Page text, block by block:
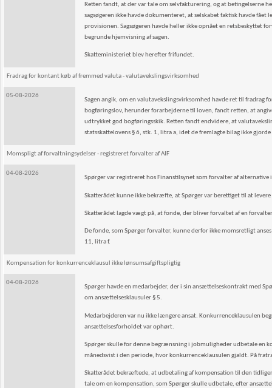
Retten fandt, at der var tale om selvfakturering, og at betingelserne
sagsøgeren ikke havde dokumenteret, at selskabet faktisk havde
provisionen. Sagsøgeren havde heller ikke opnået en retsbeskyttet
begrunde hjemvisning af sagen.
Skatteministeriet blev herefter frifundet.
Fradrag for kontant køb af fremmed valuta - valutavekslingsvirksomhed
05-08-2026
Sagen angik, om en valutavekslingsvirksomhed havde ret til
bogføringslov, herunder forarbejderne til loven, fandt retten, at
udtrykket god bogføringsskik. Retten fandt endvidere, at
statsskattelovens § 6, stk. 1, litra a, idet de fremlagte bilag ikke
Momspligt af forvaltningsydelser - registreret forvalter af AIF
04-08-2026
Spørger var registreret hos Finanstilsynet som forvalter af
Skatterådet kunne ikke bekræfte, at Spørger var berettiget til at
Skatterådet lagde vægt på, at fonde, der bliver forvaltet af en
De fonde, som Spørger forvalter, kunne derfor ikke momsretligt
11, litra f.
Kompensation for konkurrenceklausul ikke lønsumsafgiftspligtig
04-08-2026
Spørger havde en medarbejder, der i sin ansættelseskontrakt med
om ansættelsesklausuler § 5.
Medarbejderen var nu ikke længere ansat. Konkurrenceklausulen
ansættelsesforholdet var ophørt.
Spørger skulle for denne begrænsning i jobmuligheder udbetale en
månedsvist i den periode, hvor konkurrenceklausulen gjaldt. På
Skatterådet bekræftede, at udbetaling af kompensation til den
tale om en kompensation, som Spørger skulle udbetale, efter